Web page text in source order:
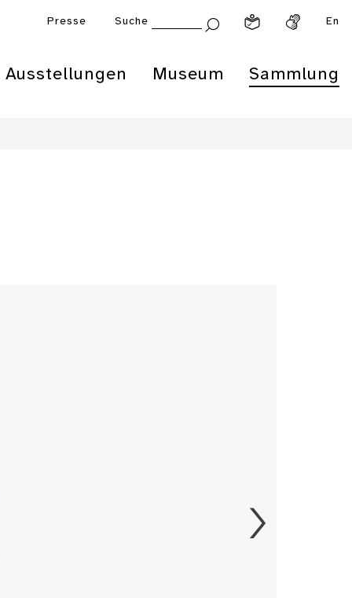
Presse Suche En
Ausstellungen Museum Sammlung